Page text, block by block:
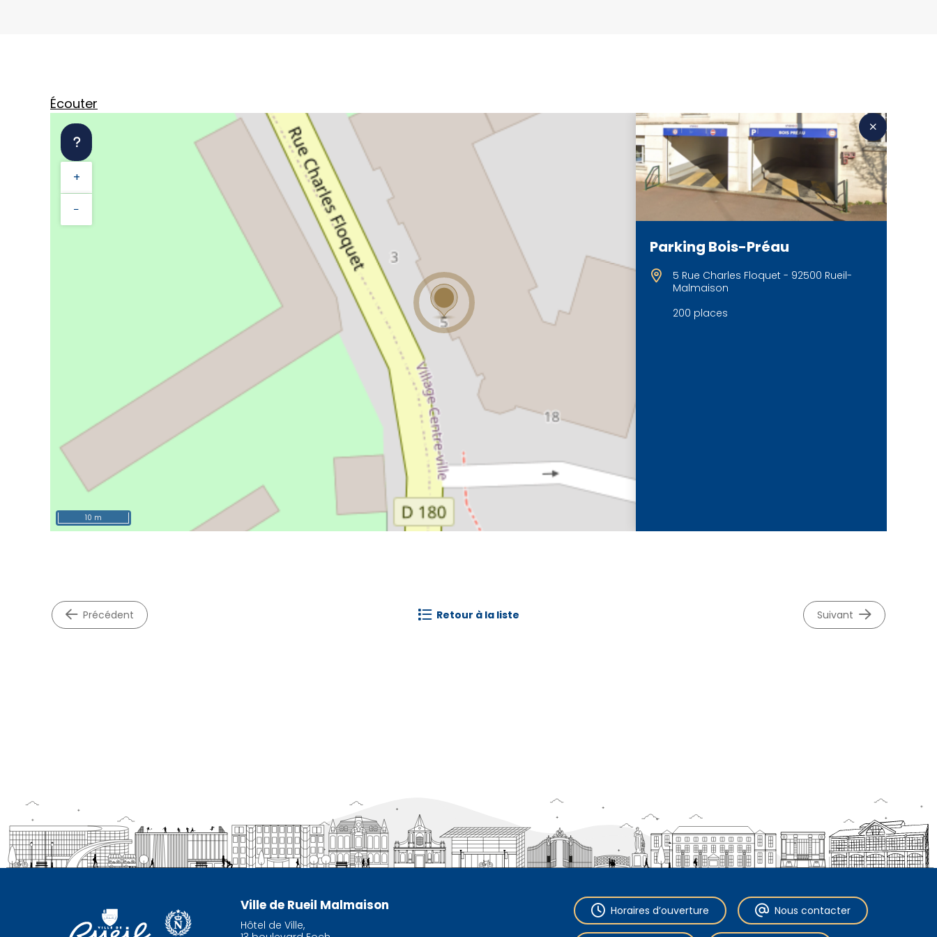
Écouter
+
−
10 m
Parking Bois-Préau
5 Rue Charles Floquet - 92500 Rueil-
Malmaison
200 places
précédent retour à la liste suivant
Ville de Rueil Malmaison
Hôtel de Ville,
Horaires d’ouverture Nous contacter